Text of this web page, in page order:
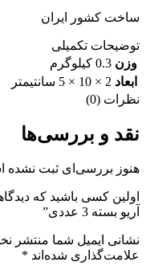
ساخت کشور ایران
توضیحات تکمیلی
وزن 0.3 کیلوگرم
ابعاد 2 × 10 × 5 سانتیمتر
نظرات (0)
نقد و بررسی‌ها
هنوز بررسی‌ای ثبت نشده
اولین کسی باشید که
آریو بسته 3 عددی”
نشانی ایمیل شما منتشر
علامت‌گذاری شده‌اند *